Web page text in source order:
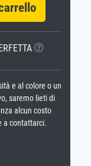
e al colore o un
saremo lieti di
alcun costo
a contattarci.